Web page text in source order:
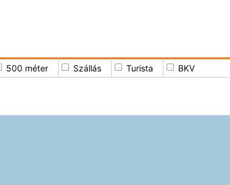
500 méter Szállás Turista BKV